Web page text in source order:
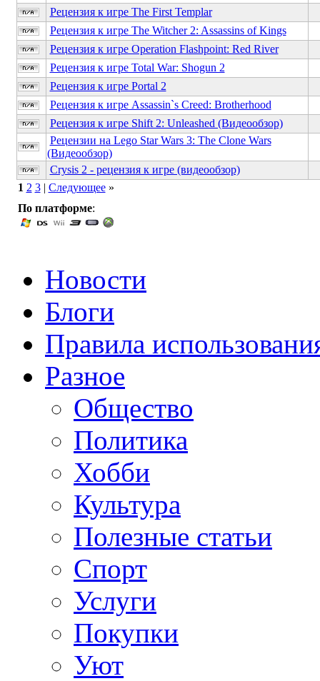
Рецензия к игре The First Templar
Рецензия к игре The Witcher 2: Assassins of Kings
Рецензия к игре Operation Flashpoint: Red River
Рецензия к игре Total War: Shogun 2
Рецензия к игре Portal 2
Рецензия к игре Assassin`s Creed: Brotherhood
Рецензия к игре Shift 2: Unleashed (Видеообзор)
Рецензии на Lego Star Wars 3: The Clone Wars
(Видеообзор)
Crysis 2 - рецензия к игре (видеообзор)
1 2 3| Следующее»
По платформе:
Новости
Блоги
Правила
Разное
Общество
Политика
Хобби
Культура
Полезные статьи
Спорт
Услуги
Покупки
Уют